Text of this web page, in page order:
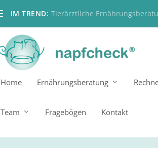
IM TREND: Tierärztliche
Home Ernährungsberatung
Team Fragebögen Kontakt